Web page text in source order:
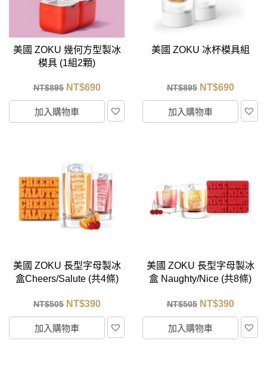
美國 ZOKU 幾何方型製冰
模具 (1組2顆)
NT$895 NT$690
加入購物車
美國 ZOKU 冰杯模具組
NT$895 NT$690
加入購物車
美國 ZOKU 長型字母製冰
盒Cheers/Salute (共4條)
NT$505 NT$390
加入購物車
美國 ZOKU 長型字母製冰
盒 Naughty/Nice (共8條)
NT$505 NT$390
加入購物車